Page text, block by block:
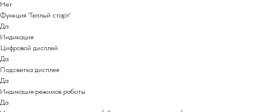
Нет
Функция 'Теплый старт'
Да
Индикация
Цифровой дисплей
Да
Подсветка дисплея
Да
Индикация режимов работы
Да